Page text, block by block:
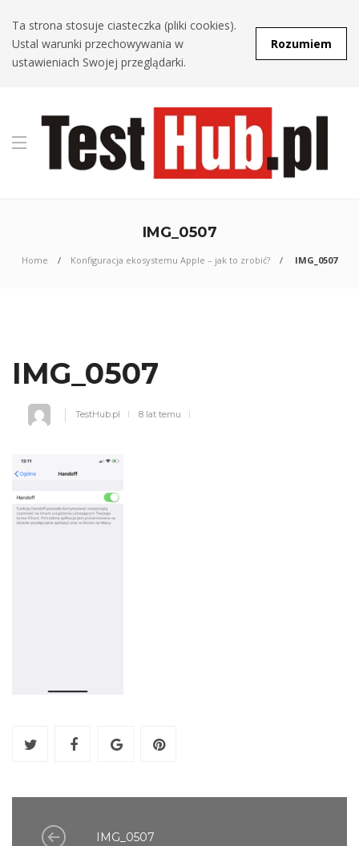
Ta strona stosuje ciasteczka (pliki cookies).
Ustal warunki przechowywania w
ustawieniach Swojej przeglądarki.
Rozumiem
IMG_0507
Home Konfiguracja ekosystemu Apple – jak to zrobić? IMG_0507
IMG_0507
TestHub.pl 8 lat temu
IMG_0507